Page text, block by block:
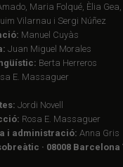
Maria Folqué, Èlia
Vilarnau i Sergi Núñez
Manuel Cuyàs
Juan Miguel Morales
Berta Herreros
E. Massaguer
Jordi Novell
Rosa E. Massaguer
i administració: Anna Gris
· 08008 Barcelona